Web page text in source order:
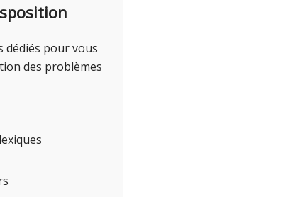
dédiés pour vous
des problèmes